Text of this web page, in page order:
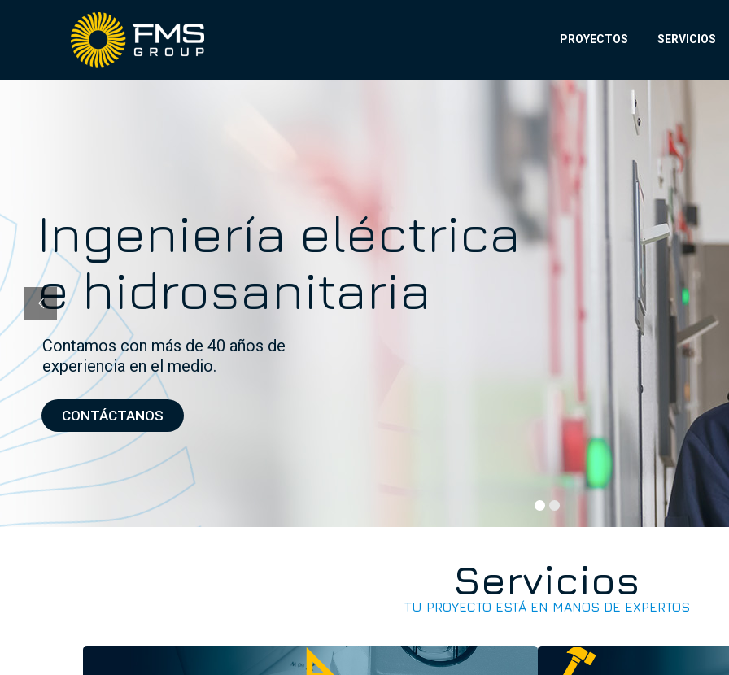
PROYECTOS SERVICIOS
Ingeniería eléctrica
e hidrosanitaria
Contamos con más de 40 años de
experiencia en el medio.
CONTÁCTANOS
Servicios
TU PROYECTO ESTÁ EN MANOS DE EXPERTOS